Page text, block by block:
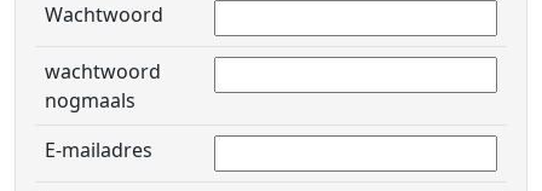
Wachtwoord
wachtwoord
nogmaals
E-mailadres